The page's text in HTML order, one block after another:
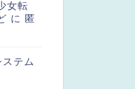
女転
に 匿
ステム